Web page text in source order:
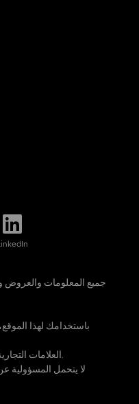
جميع المعلومات والعروض
باستخدامك لهذا
العلامات التجارية المشار إليها تعود إلى مالكيها الشرعيين.